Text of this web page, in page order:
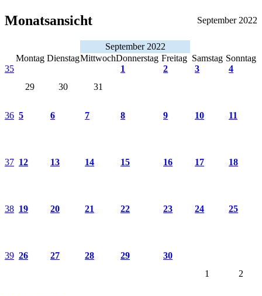
Monatsansicht September 2022
September 2022
Montag DienstagMittwochDonnerstag Freitag Samstag Sonntag
35
29
30 31
1 2 3 4
36 5 6 7 8 9 10 11
37 12 13 14 15 16 17 18
38 19 20 21 22 23 24 25
39 26 27 28 29
30
1
2